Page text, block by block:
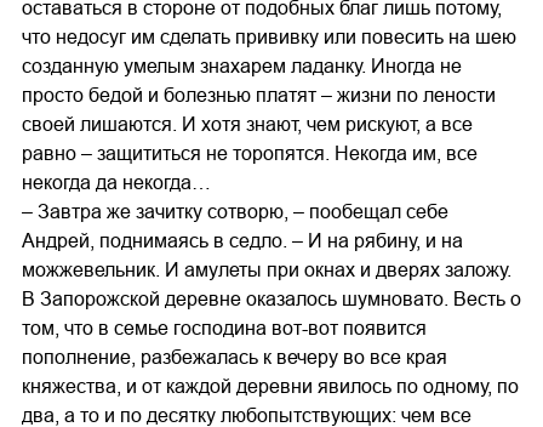
оставаться в стороне от подобных благ лишь потому,
что недосуг им сделать прививку или повесить на шею
созданную умелым знахарем ладанку. Иногда не
просто бедой и болезнью платят – жизни по лености
своей лишаются. И хотя знают, чем рискуют, а все
равно – защититься не торопятся. Некогда им, все
некогда да некогда…
– Завтра же зачитку сотворю, – пообещал себе
Андрей, поднимаясь в седло. – И на рябину, и на
можжевельник. И амулеты при окнах и дверях заложу.
В Запорожской деревне оказалось шумновато. Весть о
том, что в семье господина вот-вот появится
пополнение, разбежалась к вечеру во все края
княжества, и от каждой деревни явилось по одному, по
два, а то и по десятку любопытствующих: чем все